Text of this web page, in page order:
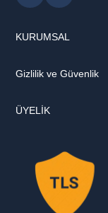
KURUMSAL
Gizlilik ve Güvenlik
ÜYELİK